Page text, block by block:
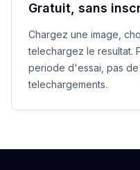
Gratuit, sans
Chargez une image,
telechargez le resultat.
periode d'essai, pas
telechargements.